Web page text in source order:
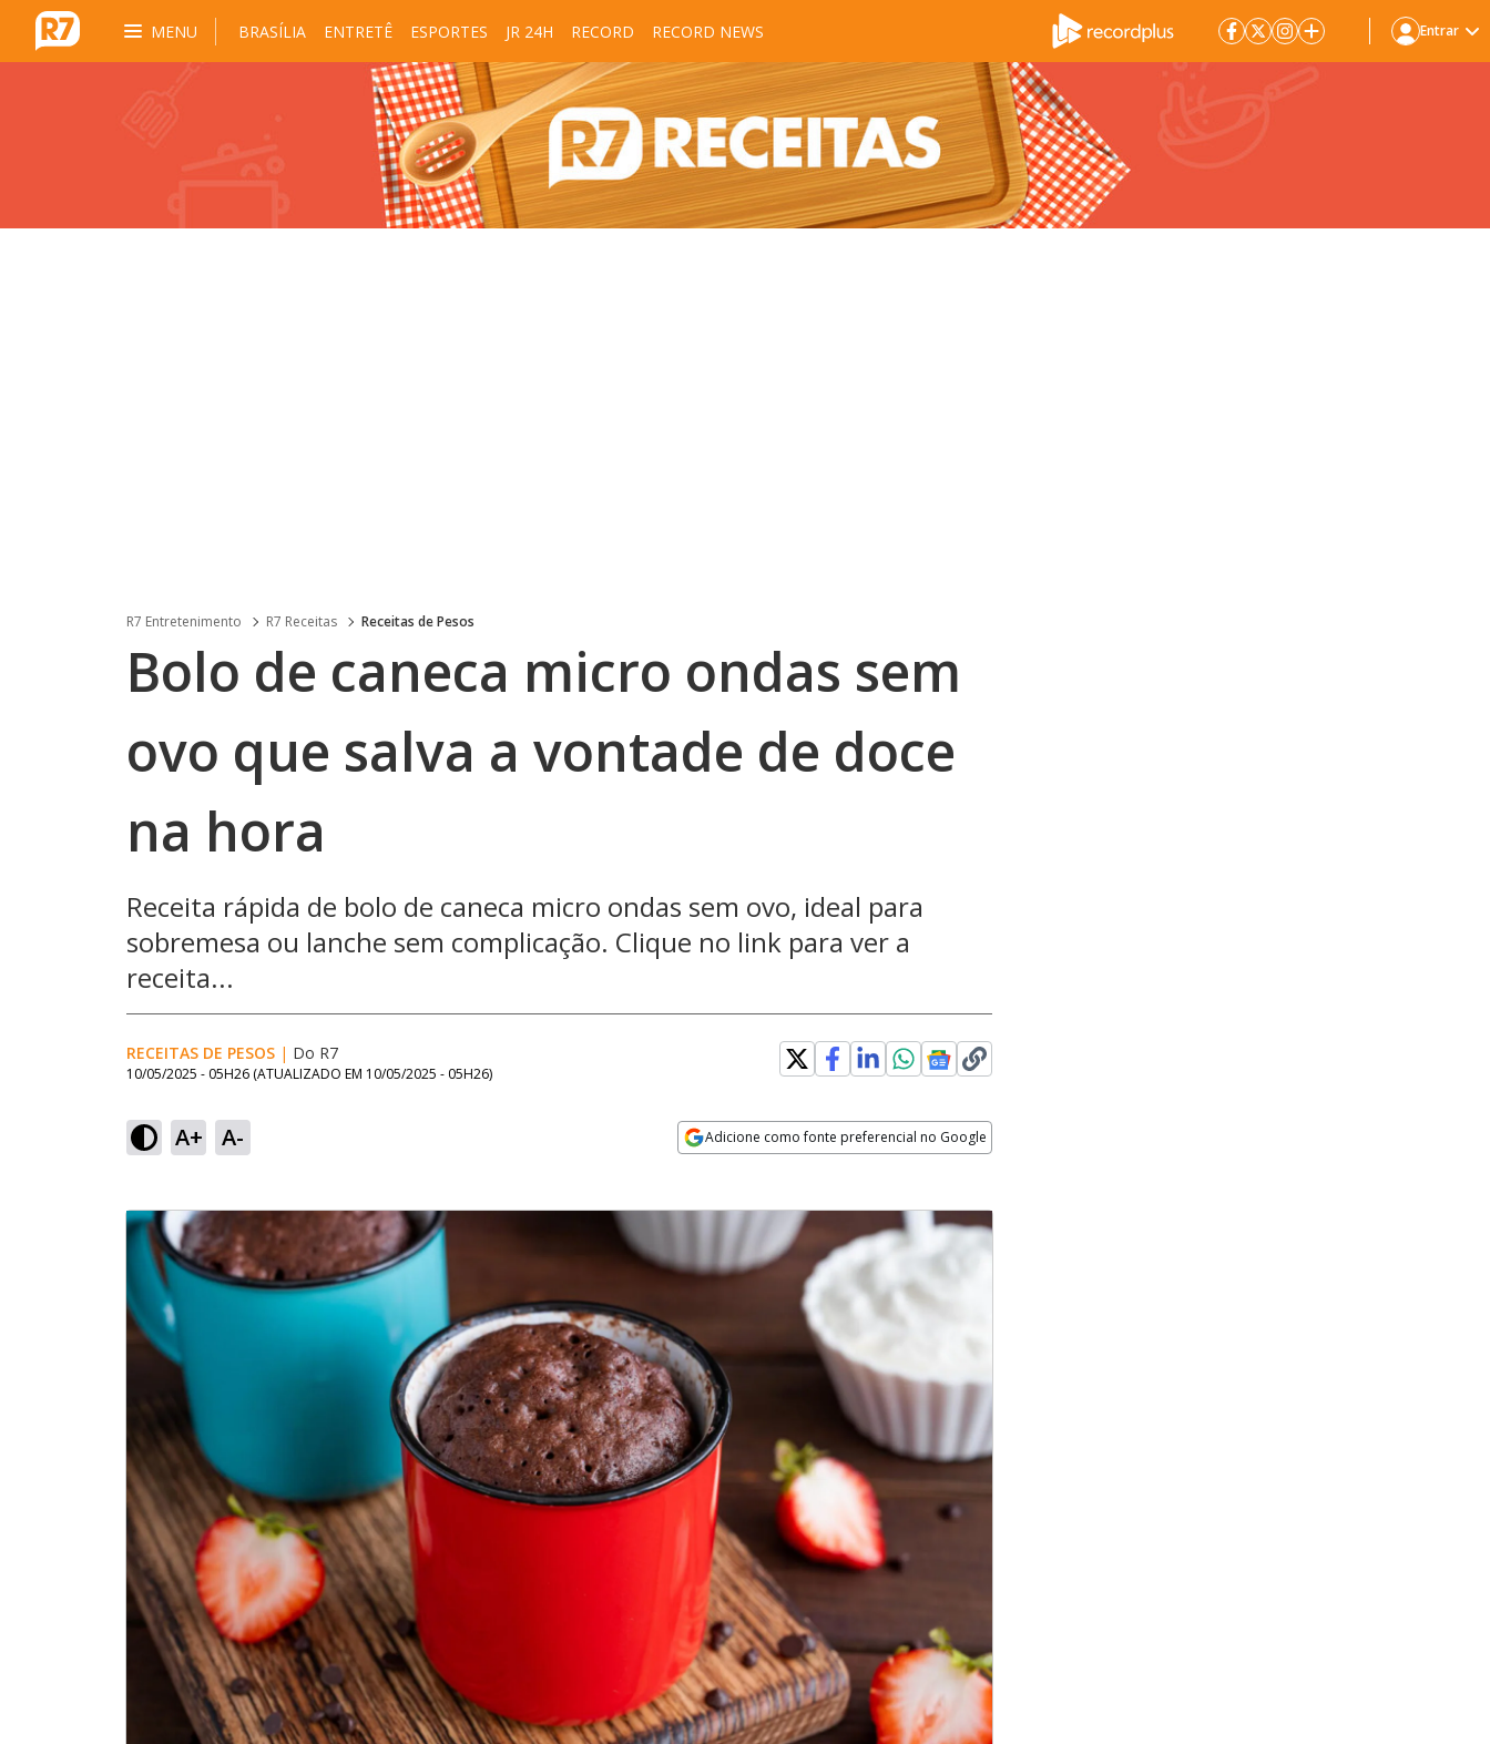
MENU BRASÍLIA ENTRETÊ ESPORTES JR 24H RECORD RECORD NEWS Entrar
R7 Entretenimento R7 Receitas Receitas de Pesos
Bolo de caneca micro ondas sem
ovo que salva a vontade de doce
na hora
Receita rápida de bolo de caneca micro ondas sem ovo, ideal para
sobremesa ou lanche sem complicação. Clique no link para ver a
receita...
RECEITAS DE PESOS | Do R7
10/05/2025 - 05H26 (ATUALIZADO EM 10/05/2025 - 05H26)
A+ A- Adicione como fonte preferencial no Google